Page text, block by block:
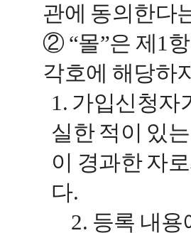
관에 동의한다
② “몰”은 제1
각호에 해당하
1. 가입신청자
실한 적이 있
이 경과한 자
다.
2. 등록 내용에